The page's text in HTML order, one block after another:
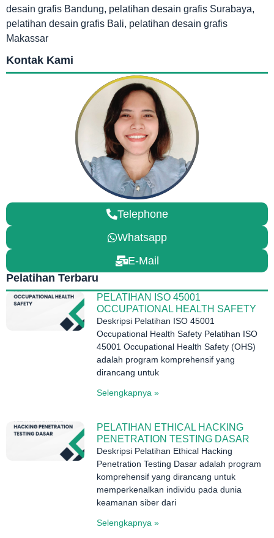
desain grafis Bandung, pelatihan desain grafis Surabaya,
pelatihan desain grafis Bali, pelatihan desain grafis
Makassar
Kontak Kami
Telephone
Whatsapp
E-Mail
Pelatihan Terbaru
PELATIHAN ISO 45001
OCCUPATIONAL HEALTH SAFETY
Deskripsi Pelatihan ISO 45001
Occupational Health Safety Pelatihan ISO
45001 Occupational Health Safety (OHS)
adalah program komprehensif yang
dirancang untuk
Selengkapnya »
PELATIHAN ETHICAL HACKING
PENETRATION TESTING DASAR
Deskripsi Pelatihan Ethical Hacking
Penetration Testing Dasar adalah program
komprehensif yang dirancang untuk
memperkenalkan individu pada dunia
keamanan siber dari
Selengkapnya »